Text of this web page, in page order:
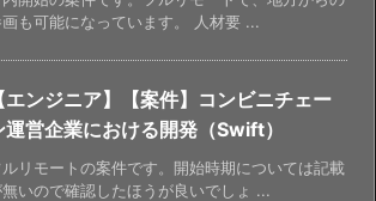
も可能になっています。 人材要 ...
【エンジニア】【案件】コンビニチェー
運営企業における開発（Swift）
ルリモートの案件です。開始時期については記載
無いので確認したほうが良いでしょ ...